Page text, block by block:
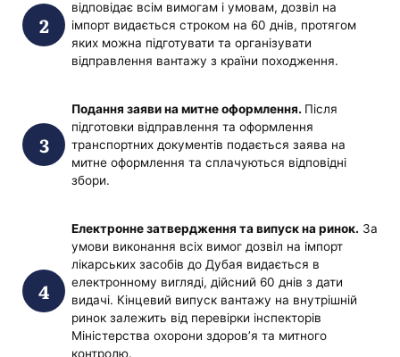
відповідає всім вимогам і умовам, дозвіл на
імпорт видається строком на 60 днів, протягом
яких можна підготувати та організувати
відправлення вантажу з країни походження.
Подання заяви на митне оформлення. Після
підготовки відправлення та оформлення
транспортних документів подається заява на
митне оформлення та сплачуються відповідні
збори.
Електронне затвердження та випуск на ринок. За
умови виконання всіх вимог дозвіл на імпорт
лікарських засобів до Дубая видається в
електронному вигляді, дійсний 60 днів з дати
видачі. Кінцевий випуск вантажу на внутрішній
ринок залежить від перевірки інспекторів
Міністерства охорони здоров’я та митного
контролю.